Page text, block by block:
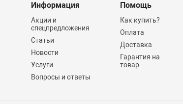
Информация
Акции и
спецпредложения
Статьи
Новости
Услуги
Вопросы и ответы
Помощь
Как купить?
Оплата
Доставка
Гарантия на
товар